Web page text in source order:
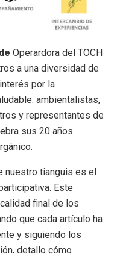
Operardora del TOCH
a una diversidad de
por la
ambientalistas,
y representantes de
sus 20 años
nuestro tianguis es el
Este
final de los
que cada artículo ha
y siguiendo los
detallo cómo